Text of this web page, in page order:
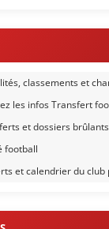
classements et
les infos Transfert
et dossiers
football
et calendrier du club